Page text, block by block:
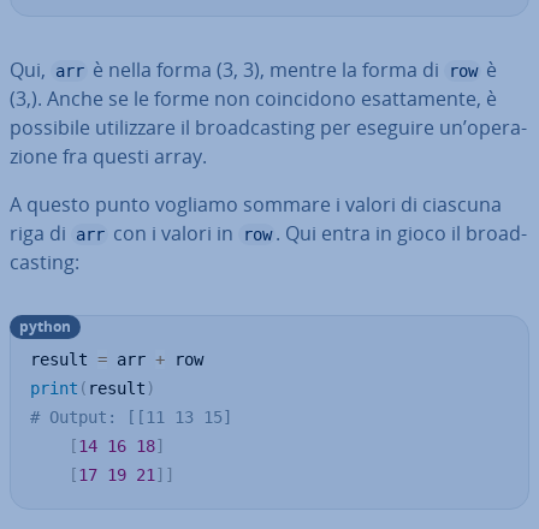
Qui, arr è nella forma (3, 3), mentre la forma di row è
(3,). Anche se le forme non coin­ci­do­no esat­ta­men­te, è
possibile uti­liz­za­re il broa­d­ca­sting per eseguire un’ope­ra­
zio­ne fra questi array.
A questo punto vogliamo sommare i valori di ciascuna
riga di
arr con i valori in row . Qui entra in gioco il broa­d­
ca­sting:
result = arr +
print ( result )
# Output: [[11 13 15]
[14 16 18]
[17 19 21 ] ]
python